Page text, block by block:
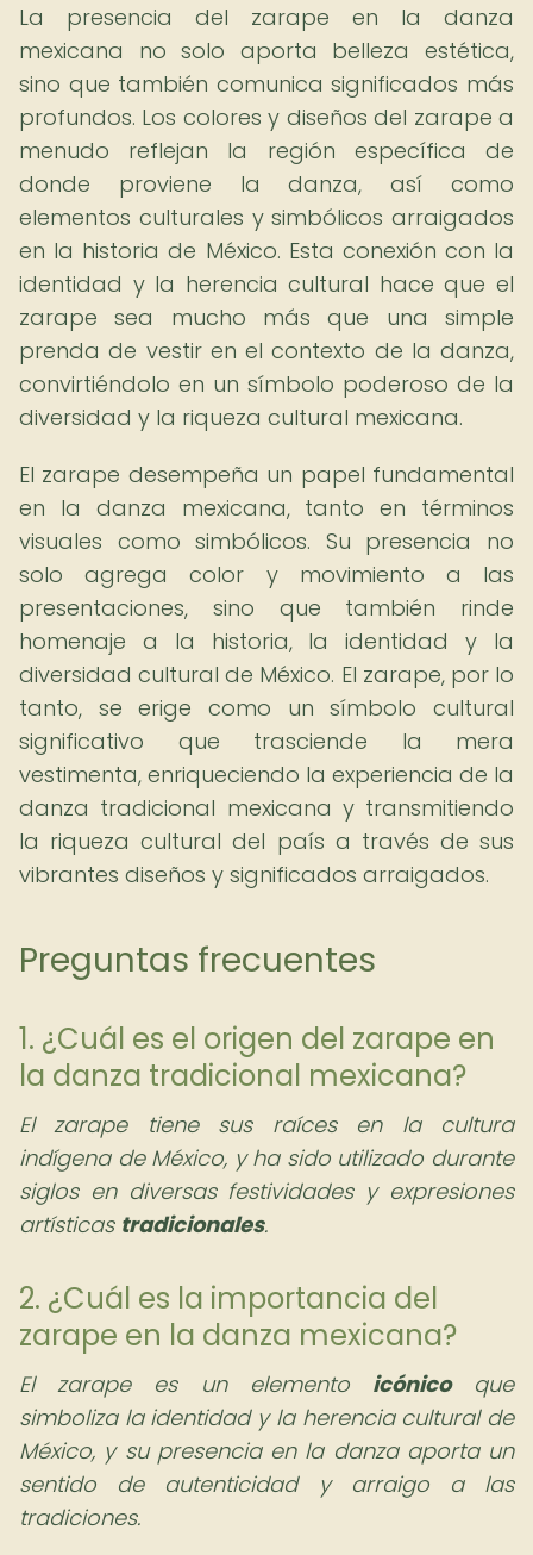
La presencia del zarape en la danza
mexicana no solo aporta belleza estética,
sino que también comunica significados más
profundos. Los colores y diseños del zarape a
menudo reflejan la región específica de
donde proviene la danza, así como
elementos culturales y simbólicos arraigados
en la historia de México. Esta conexión con la
identidad y la herencia cultural hace que el
zarape sea mucho más que una simple
prenda de vestir en el contexto de la danza,
convirtiéndolo en un símbolo poderoso de la
diversidad y la riqueza cultural mexicana.
El zarape desempeña un papel fundamental
en la danza mexicana, tanto en términos
visuales como simbólicos. Su presencia no
solo agrega color y movimiento a las
presentaciones, sino que también rinde
homenaje a la historia, la identidad y la
diversidad cultural de México. El zarape, por lo
tanto, se erige como un símbolo cultural
significativo que trasciende la mera
vestimenta, enriqueciendo la experiencia de la
danza tradicional mexicana y transmitiendo
la riqueza cultural del país a través de sus
vibrantes diseños y significados arraigados.
Preguntas frecuentes
1. ¿Cuál es el origen del zarape en
la danza tradicional mexicana?
El zarape tiene sus raíces en la cultura
indígena de México, y ha sido utilizado durante
siglos en diversas festividades y expresiones
artísticas tradicionales.
2. ¿Cuál es la importancia del
zarape en la danza mexicana?
El zarape es un elemento icónicoque
simboliza la identidad y la herencia cultural de
México, y su presencia en la danza aporta un
sentido de autenticidad y arraigo a las
tradiciones.